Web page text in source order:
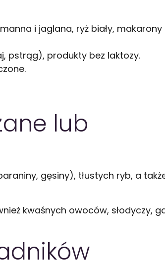
i jaglana, ryż biały, makarony
pstrąg), produkty bez laktozy.
lub
gęsiny), tłustych ryb, a
kwaśnych owoców, słodyczy,